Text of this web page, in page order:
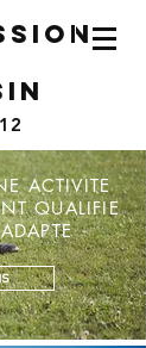
ACTIVITE
QUALIFIE